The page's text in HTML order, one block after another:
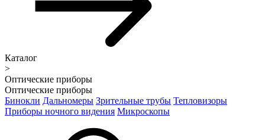
Каталог
>
Оптические приборы
Оптические приборы
Бинокли Дальномеры Зрительные трубы Тепловизоры
Приборы ночного видения Микроскопы